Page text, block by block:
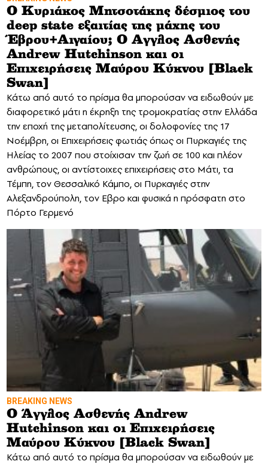
Ο Κυριάκος Μητσοτάκης δέσμιος του
deep state εξαιτίας της μάχης του
Έβρου+Αιγαίου; Ο Αγγλος Ασθενής
Andrew Hutchinson και οι
Επιχειρήσεις Μαύρου Κύκνου [Black
Swan]
Κάτω από αυτό το πρίσμα θα μπορούσαν να ειδωθούν με
διαφορετικό μάτι η έκρηξη της τρομοκρατίας στην Ελλάδα
την εποχή της μεταπολίτευσης, οι δολοφονίες της 17
Νοέμβρη, οι Επιχειρήσεις φωτιάς όπως οι Πυρκαγιές της
Ηλείας το 2007 που στοίχισαν την ζωή σε 100 και πλέον
ανθρώπους, οι αντίστοιχες επιχειρήσεις στο Μάτι, τα
Τέμπη, τον Θεσσαλικό Κάμπο, οι Πυρκαγιές στην
Αλεξανδρούπολη, τον Εβρο και φυσικά η πρόσφατη στο
Πόρτο Γερμενό
BREAKING NEWS
Ο Άγγλος Ασθενής Andrew
Hutchinson και οι Επιχειρήσεις
Μαύρου Κύκνου [Black Swan]
Κάτω από αυτό το πρίσμα θα μπορούσαν να ειδωθούν με